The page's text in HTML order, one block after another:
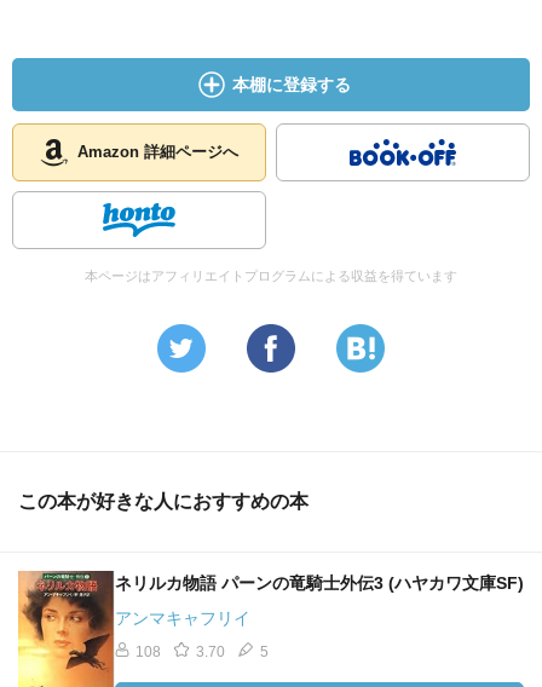
本棚に登録する
Amazon 詳細ページへ
本ページはアフィリエイトプログラムによる収益を得ています
この本が好きな人におすすめの本
ネリルカ物語 パーンの竜騎士外伝3 (ハヤカワ文庫SF)
アンマキャフリイ
108 3.70 5